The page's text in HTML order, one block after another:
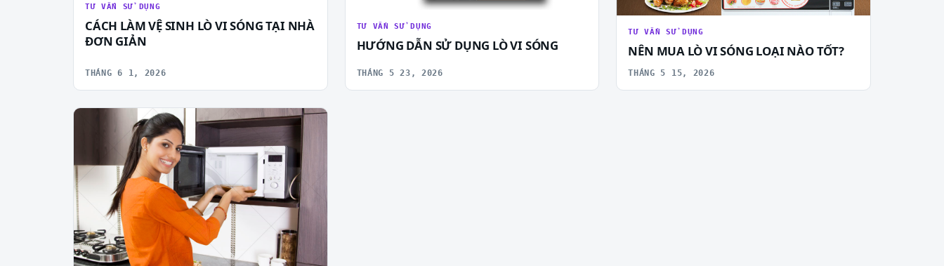
TƯ VẤN SỬ DỤNG
CÁCH LÀM VỆ SINH LÒ VI SÓNG TẠI NHÀ
ĐƠN GIẢN
THÁNG 6 1, 2026
TƯ VẤN SỬ DỤNG
HƯỚNG DẪN SỬ DỤNG LÒ VI SÓNG
THÁNG 5 23, 2026
TƯ VẤN SỬ DỤNG
NÊN MUA LÒ VI SÓNG LOẠI NÀO TỐT?
THÁNG 5 15, 2026